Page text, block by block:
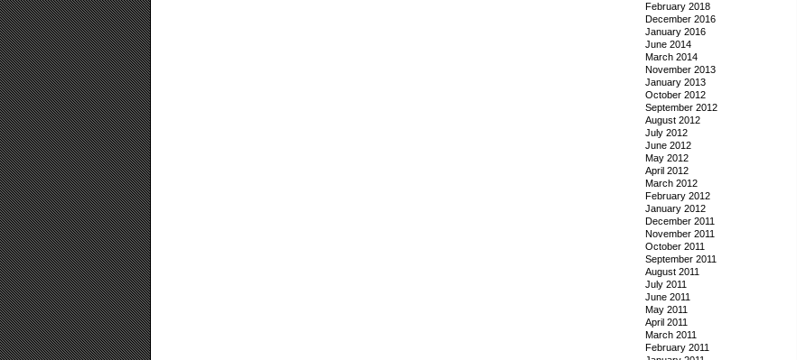
February 2018
December 2016
January 2016
June 2014
March 2014
November 2013
January 2013
October 2012
September 2012
August 2012
July 2012
June 2012
May 2012
April 2012
March 2012
February 2012
January 2012
December 2011
November 2011
October 2011
September 2011
August 2011
July 2011
June 2011
May 2011
April 2011
March 2011
February 2011